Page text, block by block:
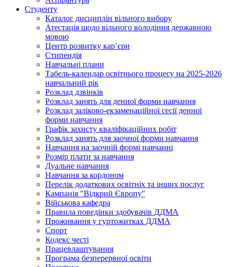
Студенту
Каталог дисциплін вільного вибору
Атестація щодо вільного володіння державною
мовою
Центр розвитку кар’єри
Стипендія
Навчальні плани
Табель-календар освітнього процесу на 2025-2026
навчальний рік
Розклад дзвінків
Розклад занять для денної форми навчання
Розклад заліково-екзаменаційної сесії денної
форми навчання
Графік захисту кваліфікаційних робіт
Розклад занять для заочної форми навчання
Навчання на заочній формі навчанні
Розмір плати за навчання
Дуальне навчання
Навчання за кордоном
Перелік додаткових освітніх та інших послуг
Кампанія "Відкрий Європу"
Військова кафедра
Правила поведінки здобувачів ДДМА
Проживання у гуртожитках ДДМА
Спорт
Кодекс честі
Працевлаштування
Програма безперервної освіти